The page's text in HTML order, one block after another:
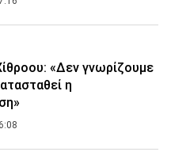
«Δεν γνωρίζουμε
η